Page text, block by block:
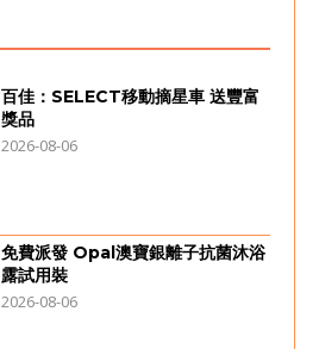
百佳：SELECT移動摘星車 送豐富
獎品
2026-08-06
免費派發 Opal澳寶銀離子抗菌沐浴
露試用裝
2026-08-06